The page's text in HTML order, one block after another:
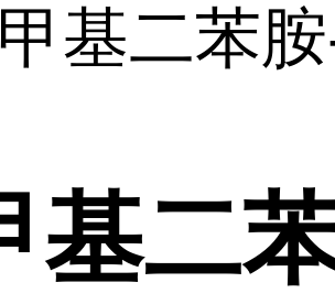
基二苯
基二